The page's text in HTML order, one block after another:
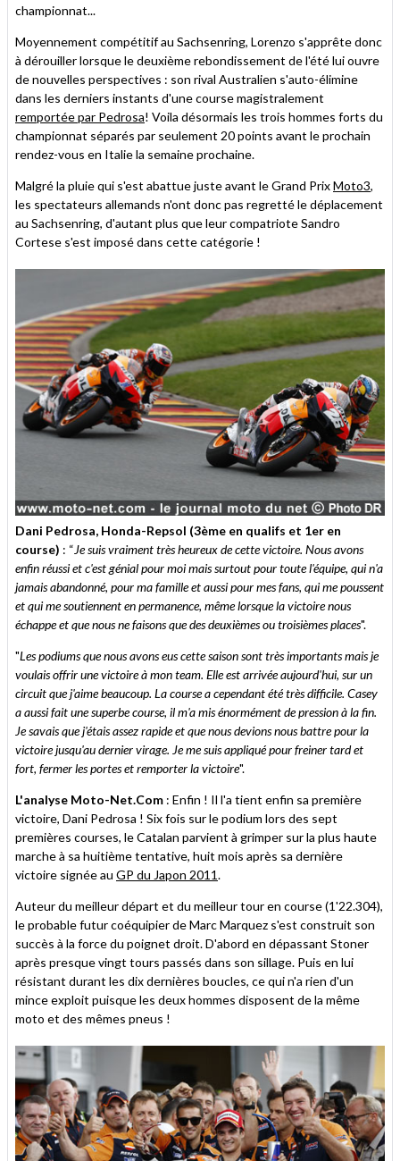
championnat...
Moyennement compétitif au Sachsenring, Lorenzo s'apprête donc
à dérouiller lorsque le deuxième rebondissement de l'été lui ouvre
de nouvelles perspectives : son rival Australien s'auto-élimine
dans les derniers instants d'une course magistralement
remportée par Pedrosa! Voila désormais les trois hommes forts du
championnat séparés par seulement 20 points avant le prochain
rendez-vous en Italie la semaine prochaine.
Malgré la pluie qui s'est abattue juste avant le Grand PrixMoto3,
les spectateurs allemands n'ont donc pas regretté le déplacement
au Sachsenring, d'autant plus que leur compatriote Sandro
Cortese s'est imposé dans cette catégorie !
Dani Pedrosa, Honda-Repsol (3ème en qualifs et 1er en
course) : “Je suis vraiment très heureux de cette victoire. Nous avons
enfin réussi et c'est génial pour moi mais surtout pour toute l'équipe, qui n'a
jamais abandonné, pour ma famille et aussi pour mes fans, qui me poussent
et qui me soutiennent en permanence, même lorsque la victoire nous
échappe et que nous ne faisons que des deuxièmes ou troisièmes places".
"Les podiums que nous avons eus cette saison sont très importants mais je
voulais offrir une victoire à mon team. Elle est arrivée aujourd'hui, sur un
circuit que j'aime beaucoup. La course a cependant été très difficile. Casey
a aussi fait une superbe course, il m'a mis énormément de pression à la fin.
Je savais que j'étais assez rapide et que nous devions nous battre pour la
victoire jusqu'au dernier virage. Je me suis appliqué pour freiner tard et
fort, fermer les portes et remporter la victoire".
L'analyse Moto-Net.Com : Enfin ! Il l'a tient enfin sa première
victoire, Dani Pedrosa ! Six fois sur le podium lors des sept
premières courses, le Catalan parvient à grimper sur la plus haute
marche à sa huitième tentative, huit mois après sa dernière
victoire signée au GP du Japon 2011.
Auteur du meilleur départ et du meilleur tour en course (1'22.304),
le probable futur coéquipier de Marc Marquez s'est construit son
succès à la force du poignet droit. D'abord en dépassant Stoner
après presque vingt tours passés dans son sillage. Puis en lui
résistant durant les dix dernières boucles, ce qui n'a rien d'un
mince exploit puisque les deux hommes disposent de la même
moto et des mêmes pneus !